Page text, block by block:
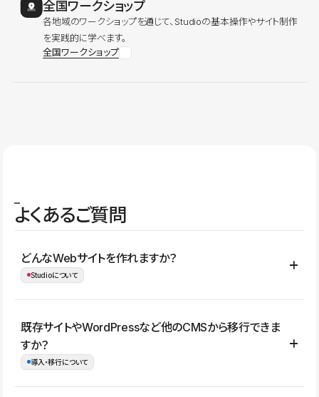
全国ワークショップ
各地域のワークショップを通じて、Studioの基本操作やサイト制作
を実践的に学べます。
全国ワークショップ
よくあるご質問
どんなWebサイトを作れますか？
Studioについて
コーポレートサイト、サービスサイト、LP、採用サイト、ブロ
グ・メディア、イベントサイト、店舗・商品紹介サイト、ポートフ
ォリオなど幅広く制作できます。
既存サイトやWordPressなど他のCMSから移行できま
すか？
導入・移行について